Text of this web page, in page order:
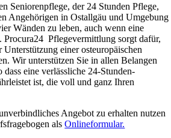
Seniorenpflege, der 24 Stunden Pflege,
Angehörigen in Ostallgäu und Umgebung
Wänden zu leben, auch wenn eine
Pflegevermittlung sorgt dafür,
einer osteuropäischen
Wir unterstützen Sie in allen Belangen
dass eine verlässliche 24-Stunden-
ist, die voll und ganz Ihren
Angebot zu erhalten nutzen
alsOnlineformular.